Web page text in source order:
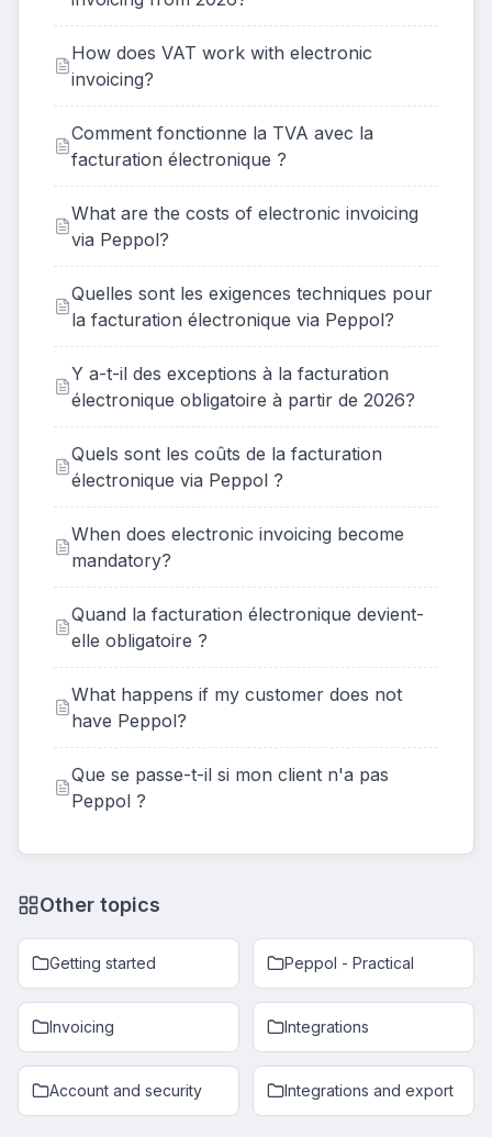
How does VAT work with electronic
invoicing?
Comment fonctionne la TVA avec la
facturation électronique ?
What are the costs of electronic invoicing
via Peppol?
Quelles sont les exigences techniques pour
la facturation électronique via Peppol?
Y a-t-il des exceptions à la facturation
électronique obligatoire à partir de 2026?
Quels sont les coûts de la facturation
électronique via Peppol ?
When does electronic invoicing become
mandatory?
Quand la facturation électronique devient-
elle obligatoire ?
What happens if my customer does not
have Peppol?
Que se passe-t-il si mon client n'a pas
Peppol ?
Other topics
Getting started Peppol - Practical
Invoicing Integrations
Account and security Integrations and export